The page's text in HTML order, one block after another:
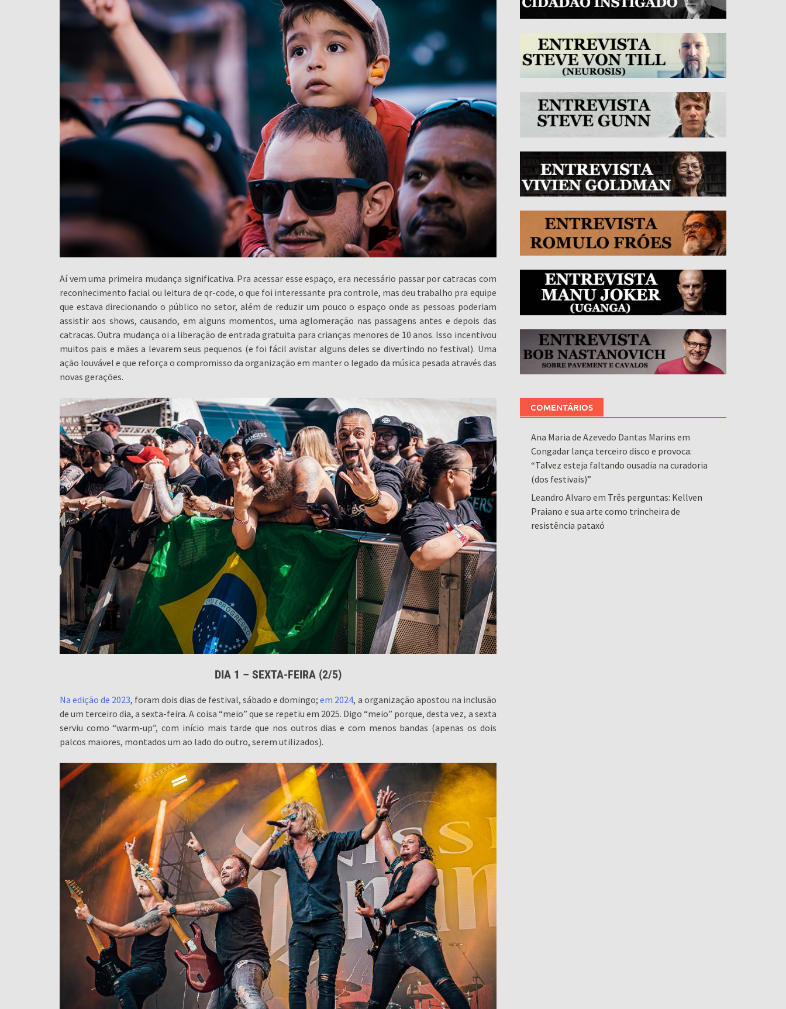
Aí vem uma primeira mudança significativa. Pra acessar esse espaço, era necessário passar por catracas com
reconhecimento facial ou leitura de qr-code, o que foi interessante pra controle, mas deu trabalho pra equipe
que estava direcionando o público no setor, além de reduzir um pouco o espaço onde as pessoas poderiam
assistir aos shows, causando, em alguns momentos, uma aglomeração nas passagens antes e depois das
catracas. Outra mudança oi a liberação de entrada gratuita para crianças menores de 10 anos. Isso incentivou
muitos pais e mães a levarem seus pequenos (e foi fácil avistar alguns deles se divertindo no festival). Uma
ação louvável e que reforça o compromisso da organização em manter o legado da música pesada através das
novas gerações.
DIA 1 – SEXTA-FEIRA (2/5)
Na edição de 2023, foram dois dias de festival, sábado e domingo;em 2024, a organização apostou na inclusão
de um terceiro dia, a sexta-feira. A coisa “meio” que se repetiu em 2025. Digo “meio” porque, desta vez, a sexta
serviu como “warm-up”, com início mais tarde que nos outros dias e com menos bandas (apenas os dois
palcos maiores, montados um ao lado do outro, serem utilizados).
COMENTÁRIOS
Ana Maria de Azevedo Dantas Marins em
Congadar lança terceiro disco e provoca:
“Talvez esteja faltando ousadia na curadoria
(dos festivais)”
Leandro Alvaro em Três perguntas: Kellven
Praiano e sua arte como trincheira de
resistência pataxó